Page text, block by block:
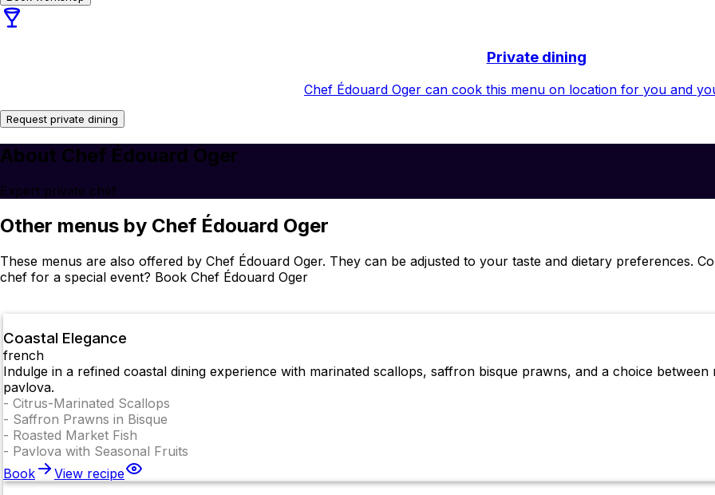
Private dining
Chef Édouard Oger can cook this menu on location for you and
Request private dining
About Chef Édouard Oger
Expert private chef
Other menus by Chef Édouard Oger
These menus are also offered by Chef Édouard Oger. They can be adjusted to your taste and dietary preferences.
chef for a special event? Book Chef Édouard Oger
Coastal Elegance
french
Indulge in a refined coastal dining experience with marinated scallops, saffron bisque prawns, and a choice
pavlova.
- Citrus-Marinated Scallops
- Saffron Prawns in Bisque
- Roasted Market Fish
- Pavlova with Seasonal Fruits
Book
View recipe